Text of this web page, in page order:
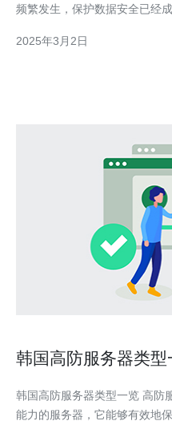
频繁发生，保护数据安全已经
国高防服务器是指在韩国地区提
2025年3月2日
韩国高防服务器类型
韩国高防服务器类型一览 高防服务器是一种拥有强大抗DDoS攻击
能力的服务器，它能够有效地